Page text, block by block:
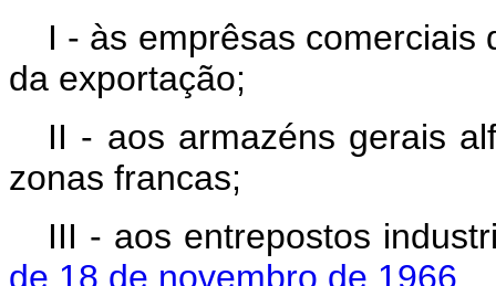
I - às emprêsas comerciais
da exportação;
II - aos armazéns gerais
zonas francas;
III - aos entrepostos
de 18 de novembro de 1966